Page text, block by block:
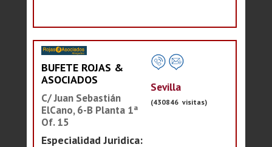
BUFETE ROJAS &
ASOCIADOS
C/ Juan Sebastián
ElCano, 6-B Planta 1ª
Of. 15
Especialidad Juridica:
Sevilla
(430846 visitas)